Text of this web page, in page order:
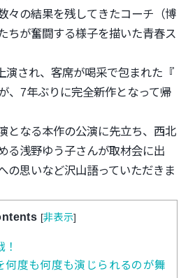
々の結果を残してきたコーチ （博
ちが奮闘する様子を描いた青春ス
演され、客席が喝采で包まれた『
、 7年ぶりに完全新作となって帰
となる本作の公演に先立ち、 西北
る浅野ゆう子さんが取材会に出
の思いなど沢山語っていただきま
[非表示]
何度も何度も演じられるのが舞